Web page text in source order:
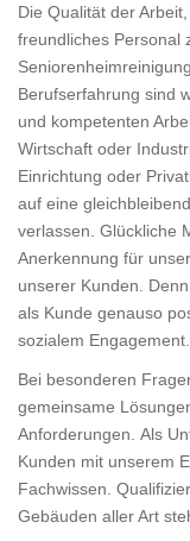
Die Qualität der
freundliches Personal
Berufserfahrung sind
und kompetenten
Wirtschaft oder
Einrichtung oder
auf eine
verlassen. Glückliche
Anerkennung für
unserer Kunden.
als Kunde genauso
sozialem Engagement.
Bei besonderen
gemeinsame
Anforderungen. Als
Kunden mit unserem
Fachwissen.
Gebäuden aller Art